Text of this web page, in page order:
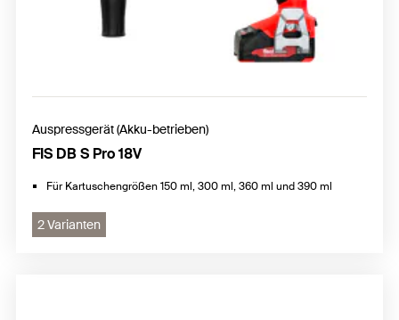
Auspressgerät (Akku-betrieben)
FIS DB S Pro 18V
Für Kartuschengrößen 150 ml, 300 ml, 360 ml und 390 ml
2 Varianten